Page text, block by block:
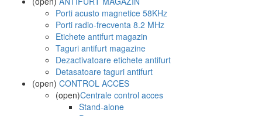
Porti acusto magnetice 58KHz
Porti radio-frecventa 8.2 MHz
Etichete antifurt magazin
Taguri antifurt magazine
Dezactivatoare etichete antifurt
Detasatoare taguri antifurt
(open) CONTROL ACCES
(open)Centrale control acces
Stand-alone